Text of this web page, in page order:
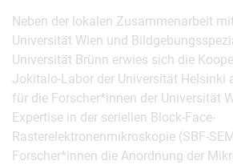
Neben der lokalen Zusammenarbeit
Universität Wien und
Universität Brünn erwies sich die
Jokitalo-Labor der Universität Helsinki
für die Forscher*innen der Universität
Expertise in der seriellen Block-Face-
Rasterelektronenmikroskopie (SBF-
Forscher*innen die Anordnung der